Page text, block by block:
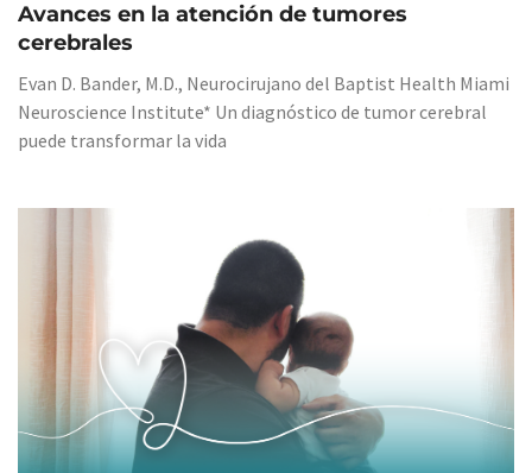
Avances en la atención de tumores
cerebrales
Evan D. Bander, M.D., Neurocirujano del Baptist Health Miami
Neuroscience Institute* Un diagnóstico de tumor cerebral
puede transformar la vida